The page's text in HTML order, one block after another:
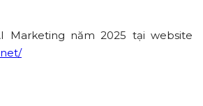
Marketing năm 2025 tại website